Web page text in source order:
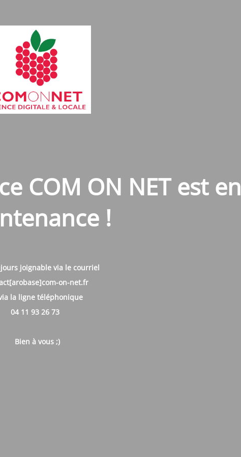
COM ON NET est en
!
joignable via le courriel
on-net.fr
la ligne téléphonique
04 11 93 26 73
Bien à vous ;)